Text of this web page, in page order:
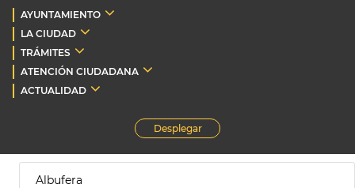
AYUNTAMIENTO
LA CIUDAD
TRÁMITES
ATENCIÓN CIUDADANA
ACTUALIDAD
Desplegar
Albufera